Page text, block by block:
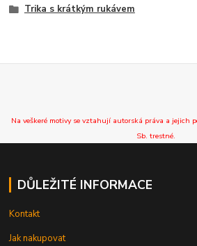
Trika s krátkým rukávem
Na veškeré motivy se vztahují autorská práva a jejich
Sb. trestné.
DŮLEŽITÉ INFORMACE
Kontakt
Jak nakupovat